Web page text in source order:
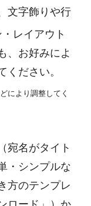
文字飾りや行
レイアウト
、お好みによ
ください。
により調整してく
宛名がタイト
・シンプルな
方のテンプレ